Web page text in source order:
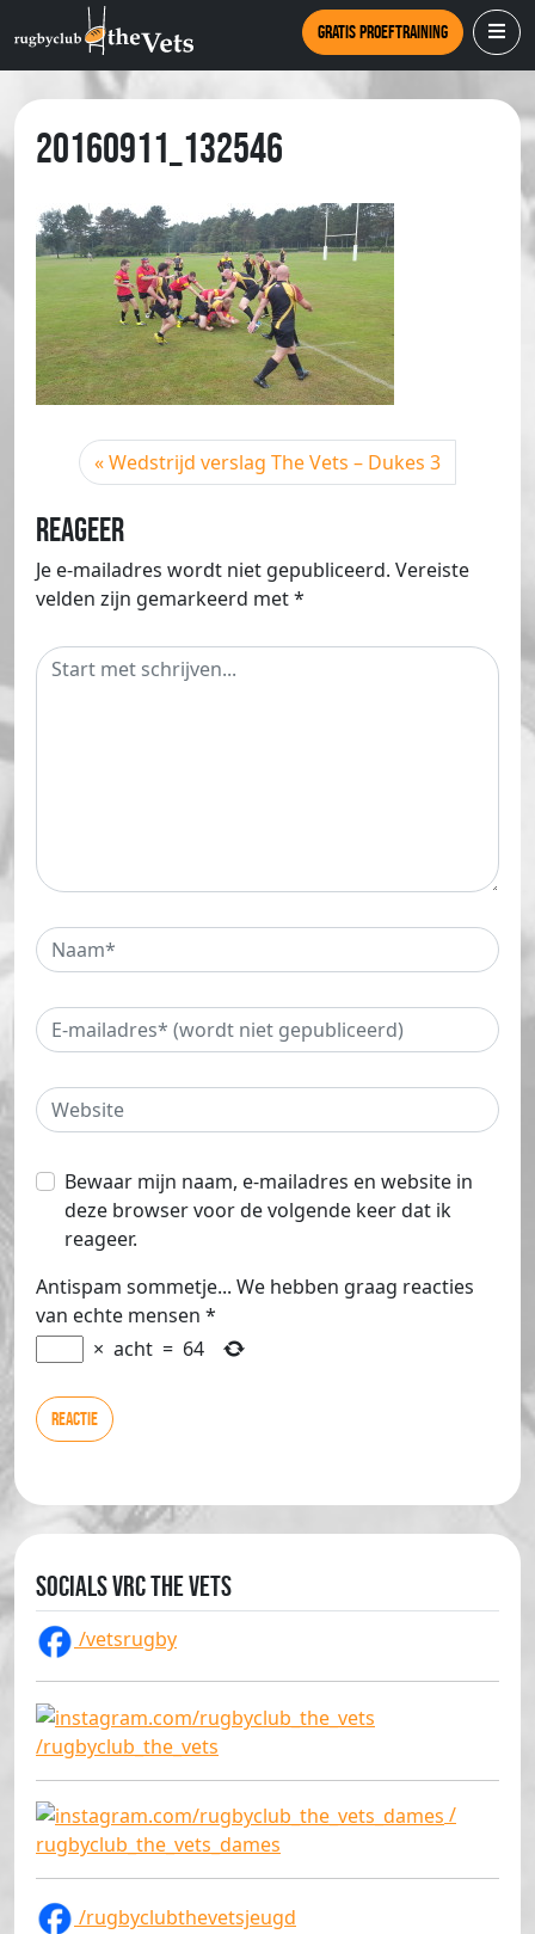
Gratis proeftraining
20160911_132546
Wedstrijd verslag The Vets – Dukes 3
Reageer
Je e-mailadres wordt niet gepubliceerd. Vereiste
velden zijn gemarkeerd met*
Bewaar mijn naam, e-mailadres en website in
deze browser voor de volgende keer dat ik
reageer.
Antispam sommetje... We hebben graag reacties
van echte mensen *
× acht = 64
Socials VRC The Vets
/vetsrugby
/rugbyclub_the_vets
/
rugbyclub_the_vets_dames
/rugbyclubthevetsjeugd